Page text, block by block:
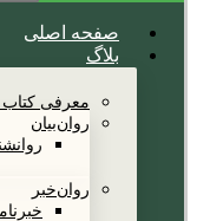
صفحه اصلی
بلاگ
معرفی
روان‌بیان
روان‌خبر